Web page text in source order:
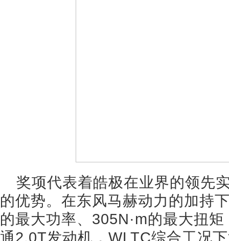
奖项代表着皓极在业界的领先
的优势。在东风马赫动力的加持
的最大功率、305N·m的最大扭
通2.0T发动机，WLTC综合工况